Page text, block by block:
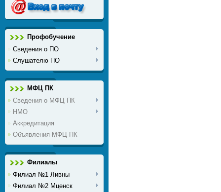
Профобучение
Сведения о ПО
Слушателю ПО
МФЦ ПК
Сведения о МФЦ ПК
НМО
Аккредитация
Объявления МФЦ ПК
Филиалы
Филиал №1 Ливны
Филиал №2 Мценск